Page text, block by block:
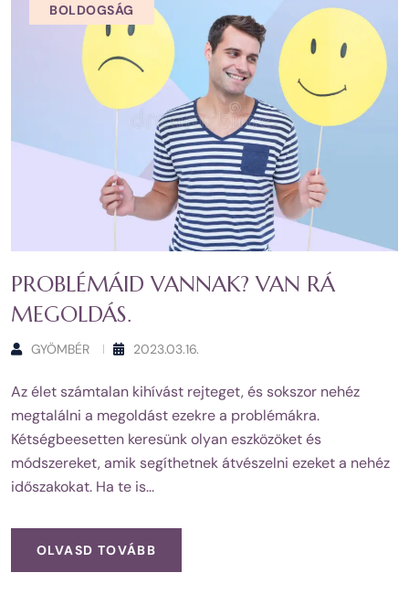
BOLDOGSÁG
PROBLÉMÁID VANNAK? VAN RÁ
MEGOLDÁS.
GYÖMBÉR 2023.03.16.
Az élet számtalan kihívást rejteget, és sokszor nehéz
megtalálni a megoldást ezekre a problémákra.
Kétségbeesetten keresünk olyan eszközöket és
módszereket, amik segíthetnek átvészelni ezeket a nehéz
időszakokat. Ha te is...
OLVASD TOVÁBB